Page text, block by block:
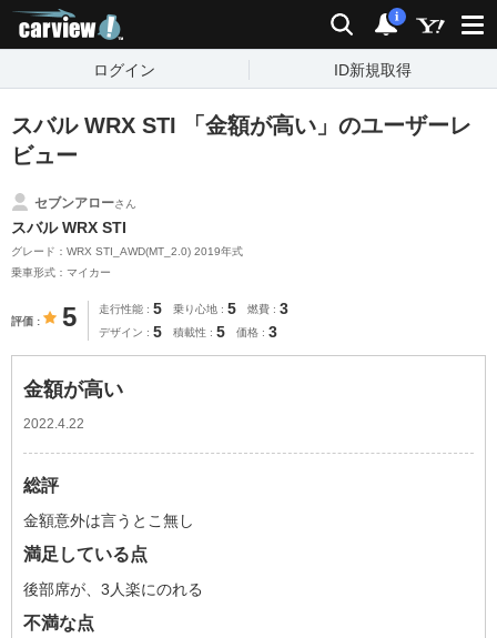
検索 通知
i
ログイン ID新規取得
スバル WRX STI 「金額が高い」のユーザーレ
ビュー
セブンアローさん
スバル WRX STI
グレード：WRX STI_AWD(MT_2.0) 2019年式
乗車形式：マイカー
評価 5 走行性能 5 乗り心地 5 燃費 3
デザイン 5 積載性 5 価格 3
金額が高い
2022.4.22
総評
金額意外は言うとこ無し
満足している点
後部席が、3人楽にのれる
不満な点